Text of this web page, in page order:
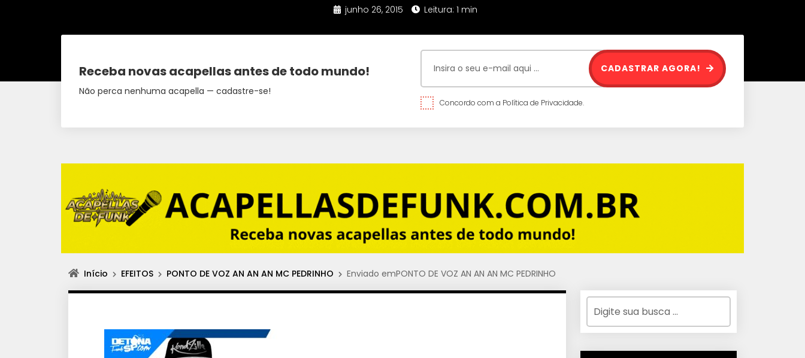
junho 26, 2015 Leitura: 1 min
Receba novas acapellas antes de todo mundo!
Não perca nenhuma acapella — cadastre-se!
Concordo com a Política de Privacidade.
CADASTRAR AGORA!
Início EFEITOS PONTO DE VOZ AN AN AN MC PEDRINHO Enviado emPONTO DE VOZ AN AN AN MC PEDRINHO